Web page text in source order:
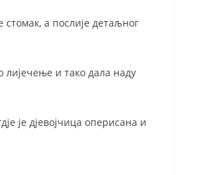
а послије детаљног
лијечење и тако дала наду
је дјевојчица оперисана и